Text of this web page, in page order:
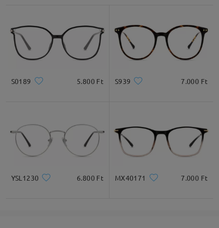
S0189 5.800 Ft S939 7.000 Ft
YSL1230 6.800 Ft MX40171 7.000 Ft